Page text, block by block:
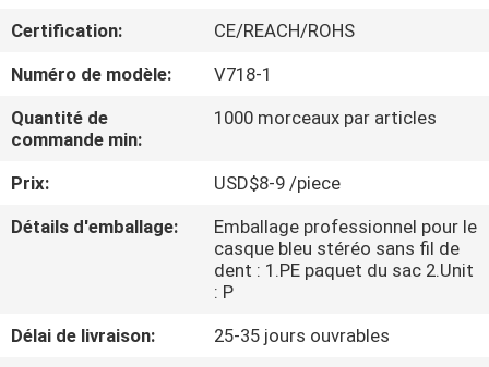
VISITE
D'USINE
CONTRÔLE
DE
QUALITÉ
NOUS
Certification:
CE/REACH/ROHS
Numéro de modèle:
V718-1
Quantité de
commande min:
1000 morceaux par articles
Prix:
USD$8-9 /piece
Détails d'emballage:
Emballage professionnel pour le
casque bleu stéréo sans fil de
dent : 1.PE paquet du sac 2.Unit
: P
Délai de livraison:
25-35 jours ouvrables